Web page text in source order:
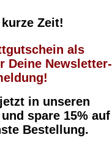
Zeit!
als
Deine Newsletter-
in unseren
spare 15% auf
Bestellung.